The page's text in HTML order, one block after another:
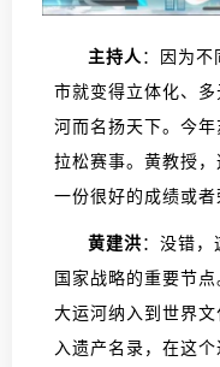
主持人 ：因为不
市就变得立体化、
河而名扬天下。今
拉松赛事。黄教授
一份很好的成绩或者
黄建洪 ：没错，
国家战略的重要节
大运河纳入到世界
入遗产名录，在这